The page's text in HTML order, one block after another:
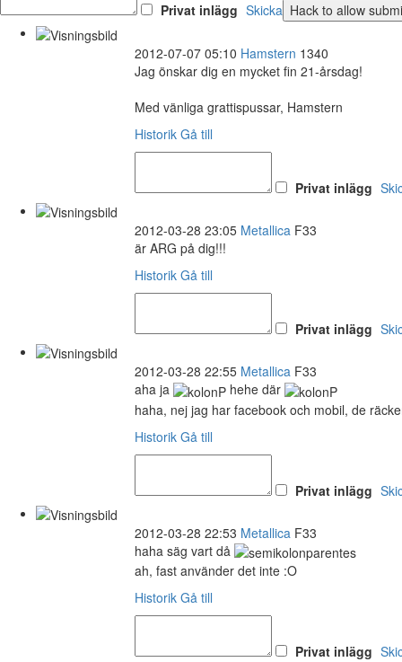
Privat inlägg Skicka
2012-07-07 05:10 Hamstern 1340
Jag önskar dig en mycket fin 21-årsdag!
Med vänliga grattispussar, Hamstern
Historik Gå till
Privat inlägg
2012-03-28 23:05 Metallica F33
är ARG på dig!!!
Historik Gå till
Privat inlägg
2012-03-28 22:55 Metallica F33
aha ja
hehe där
haha, nej jag har facebook och mobil, de
Historik Gå till
Privat inlägg
2012-03-28 22:53 Metallica F33
haha säg vart då
ah, fast använder det inte :O
Historik Gå till
Privat inlägg